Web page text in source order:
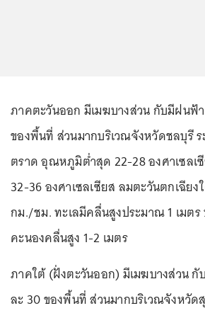
ภาคตะวันออก มีเมฆบางส่วน กับมีฝนฟ้
ของพื้นที่ ส่วนมากบริเวณจังหวัดชลบุรี
ตราด อุณหภูมิต่ำสุด 22-28 องศาเซล
32-36 องศาเซลเซียส ลมตะวันตกเฉียง
กม./ชม. ทะเลมีคลื่นสูงประมาณ 1 เมต
คะนองคลื่นสูง 1-2 เมตร
ภาคใต้ (ฝั่งตะวันออก) มีเมฆบางส่วน
ละ 30 ของพื้นที่ ส่วนมากบริเวณจังหวัด